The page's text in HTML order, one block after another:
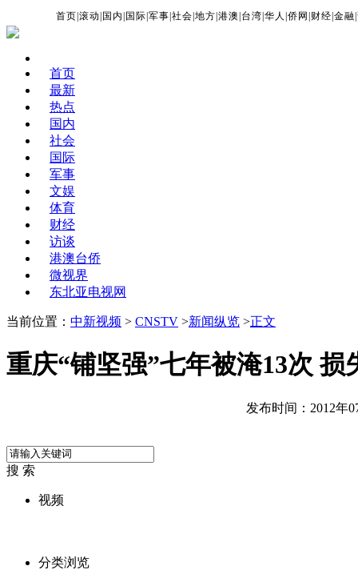
首页 |滚动 国内 国际 |军事 |社会 |地方 |港澳 台湾 |华人 |侨网 财经 |金融 |
首页
最新
热点
国内
社会
国际
军事
文娱
体育
财经
访谈
港澳台侨
微视界
东北亚电视网
当前位置： 中新视频 > CNSTV >新闻纵览 >正文
重庆“铺坚强”七年被淹13次 损
发布时间：2012年
搜 索
视频
分类浏览